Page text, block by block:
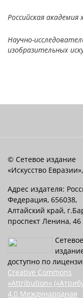
Российская академия
Научно-
изобразительных
© Сетевое издание
«Искусство
Адрес издателя:
Федерация, 656038,
Алтайский край,
проспект Ленина, 46
Сетевое
доступно по
Creative Commons
«Attribution»
4.0 Международная